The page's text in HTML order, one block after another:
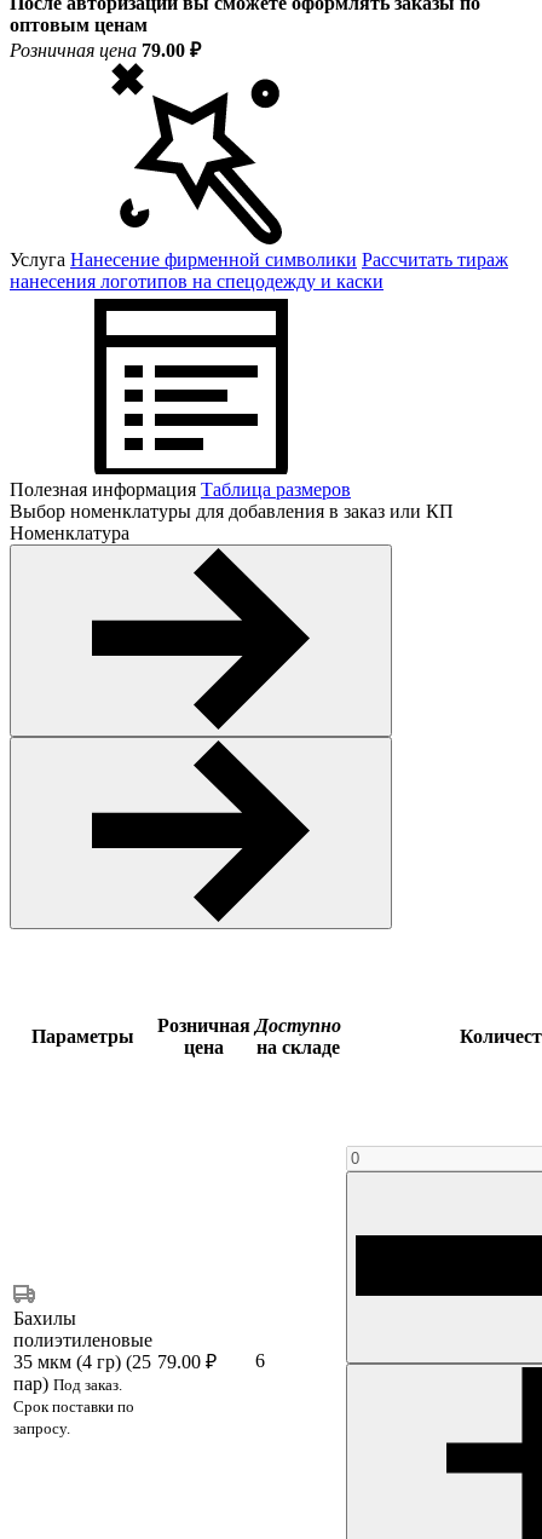
оптовым ценам
Розничная цена 79.00 ₽
Услуга Нанесение фирменной символики Рассчитать тираж
нанесения логотипов на спецодежду и каски
Полезная информация Таблица размеров
Выбор номенклатуры для добавления в заказ или КП
Номенклатура
Параметры
Розничная
цена
Доступно
на складе
Бахилы
полиэтиленовые
35 мкм (4 гр) (25
пар) Под заказ.
Срок поставки по
запросу.
79.00 ₽ 6